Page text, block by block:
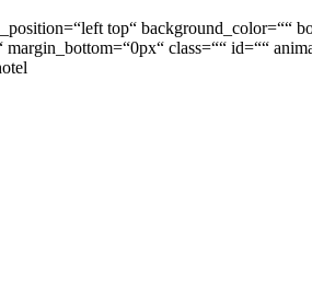
top“ background_color=““
class=““ id=““